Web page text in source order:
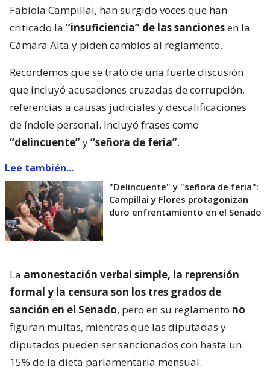
Fabiola Campillai, han surgido voces que han
criticado la “insuficiencia” de las sancionesen la
Cámara Alta y piden cambios al reglamento.
Recordemos que se trató de una fuerte discusión
que incluyó acusaciones cruzadas de corrupción,
referencias a causas judiciales y descalificaciones
de índole personal. Incluyó frases como
“delincuente”y“señora de feria”.
Lee también...
"Delincuente" y "señora de feria":
Campillai y Flores protagonizan
duro enfrentamiento en el Senado
La amonestación verbal simple, la reprensión
formal y la censura son los tres grados de
sanción en el Senado, pero en su reglamento no
figuran multas, mientras que las diputadas y
diputados pueden ser sancionados con hasta un
15% de la dieta parlamentaria mensual.